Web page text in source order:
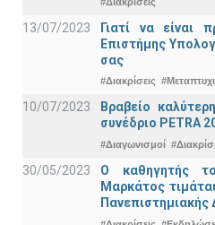
13/07/2023
Γιατί να είναι
Επιστήμης
σας
#Διακρίσεις
10/07/2023
Βραβείο
συνέδριο PETRA
#Διαγωνισμοί
30/05/2023
Ο καθηγητής
Μαρκάτος
Πανεπιστημιακής